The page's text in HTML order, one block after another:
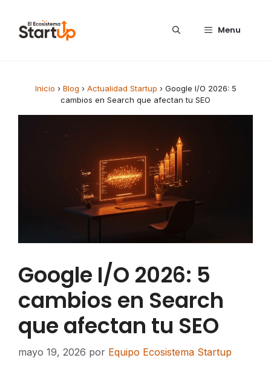
Menu
Inicio › Blog › Actualidad Startup › Google I/O 2026: 5
cambios en Search que afectan tu SEO
Google I/O 2026: 5
cambios en Search
que afectan tu SEO
mayo 19, 2026 por Equipo Ecosistema Startup